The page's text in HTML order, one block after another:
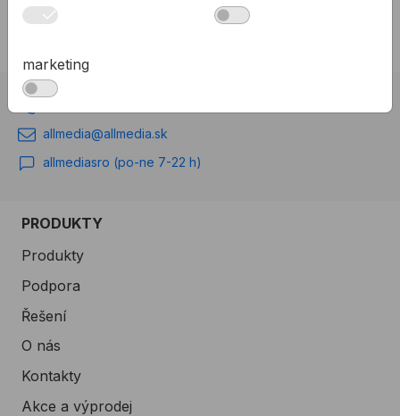
6 655,25Kč s DPH
allmedia@allmedia.sk
allmediasro (po-ne 7-22 h)
PRODUKTY
Produkty
Podpora
Řešení
O nás
Kontakty
Akce a výprodej
marketing